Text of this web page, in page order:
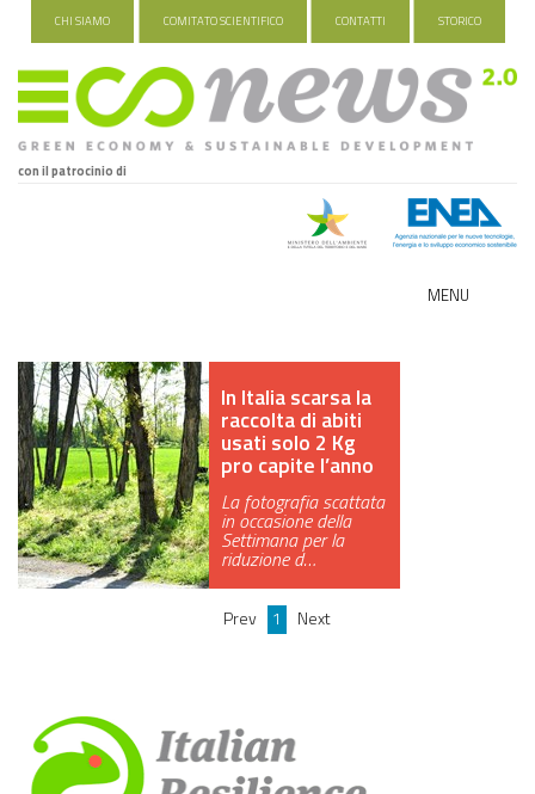
CHI SIAMO COMITATO SCIENTIFICO CONTATTI STORICO
con il patrocinio di
MENU
INDUSTRIA VERDE
FOOD&TRAVEL
HEALTH&WELLNESS
GREEN TECH
ECOINCENTRIAMOCI
In Italia scarsa la
raccolta di abiti
usati solo 2 Kg
pro capite l’anno
La fotografia scattata
in occasione della
Settimana per la
riduzione d…
Prev 1 Next